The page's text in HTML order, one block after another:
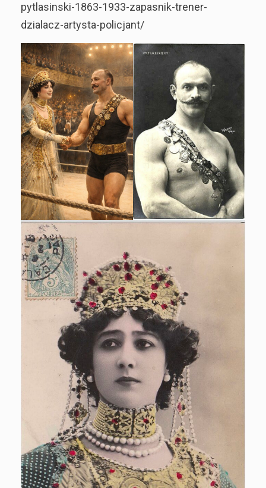
pytlasinski-1863-1933-zapasnik-trener-
dzialacz-artysta-policjant/